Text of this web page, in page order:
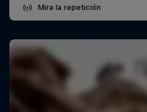
Mira la repetición